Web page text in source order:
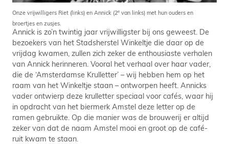
Onze vrijwilligers Riet (links) en Annick (2e van links) met hun ouders en
broertjes en zusjes.
Annick is zo’n twintig jaar vrijwilligster bij ons geweest. De
bezoekers van het Stadsherstel Winkeltje die daar op de
vrijdag kwamen, zullen zich zeker de enthousiaste verhalen
van Annick herinneren. Vooral het verhaal over haar vader,
die de ‘Amsterdamse Krulletter’ – wij hebben hem op het
raam van het Winkeltje staan – ontworpen heeft. Annicks
vader ontwierp deze krulletter speciaal voor cafés, waar hij
in opdracht van het biermerk Amstel deze letter op de
ramen gebruikte. Op die manier was de brouwerij er altijd
zeker van dat de naam Amstel mooi en groot op de café-
ruit kwam te staan.